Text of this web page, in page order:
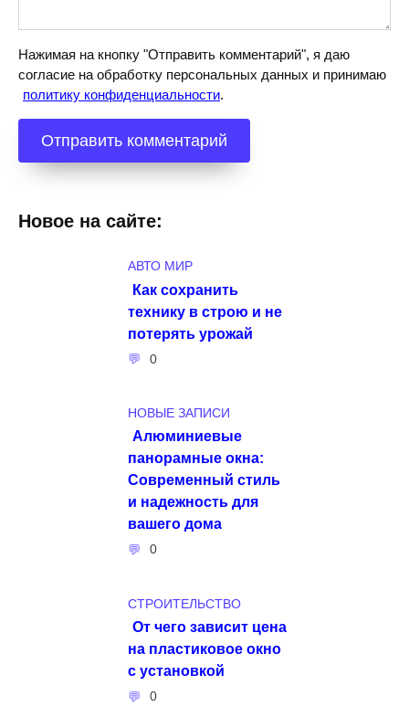
Нажимая на кнопку "Отправить комментарий", я даю
согласие на обработку персональных данных и принимаю
политику конфиденциальности.
Новое на сайте:
АВТО МИР
Как сохранить
технику в строю и не
потерять урожай
0
НОВЫЕ ЗАПИСИ
Алюминиевые
панорамные окна:
Современный стиль
и надежность для
вашего дома
0
СТРОИТЕЛЬСТВО
От чего зависит цена
на пластиковое окно
с установкой
0